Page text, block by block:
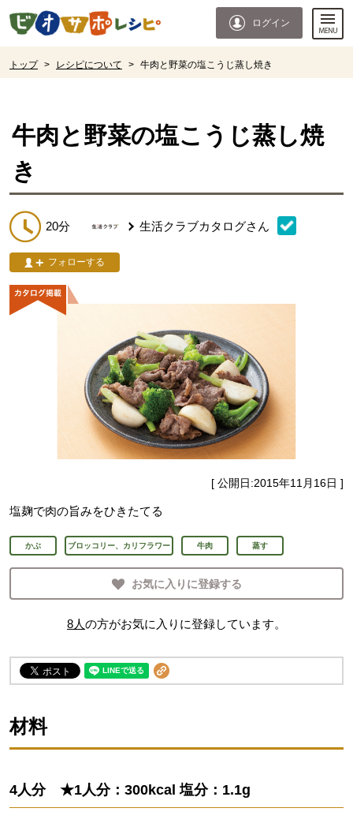
ページの先頭です。
ログイン
トップ > レシピについて > 牛肉と野菜の塩こうじ蒸し焼き
牛肉と野菜の塩こうじ蒸し焼
き
20分 生活クラブカタログさん
フォローする
[ 公開日:2015年11月16日 ]
塩麹で肉の旨みをひきたてる
かぶ ブロッコリー、カリフラワー 牛肉 蒸す
お気に入りに登録する
8人の方がお気に入りに登録しています。
材料
4人分 ★1人分：300kcal 塩分：1.1g